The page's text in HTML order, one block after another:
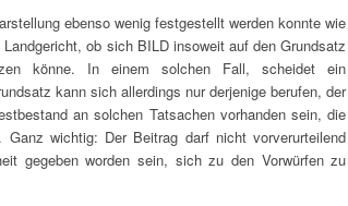
ebenso wenig festgestellt werden konnte wie
ob sich BILD insoweit auf den Grundsatz
könne. In einem solchen Fall, scheidet ein
kann sich allerdings nur derjenige berufen, der
an solchen Tatsachen vorhanden sein, die
wichtig: Der Beitrag darf nicht vorverurteilend
gegeben worden sein, sich zu den Vorwürfen zu